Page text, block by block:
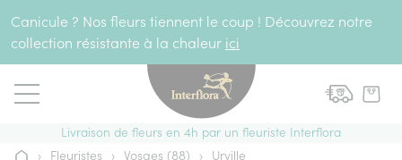
Canicule ? Nos fleurs tiennent le coup ! Découvrez notre
collection résistante à la chaleur ici
Livraison de fleurs en 4h par un fleuriste Interflora
› Fleuristes › Vosges (88) › Urville